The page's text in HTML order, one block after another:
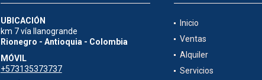
UBICACIÓN
km 7 vía llanogrande
Rionegro - Antioquia - Colombia
MÓVIL
+573135373737
Inicio
Ventas
Alquiler
Servicios